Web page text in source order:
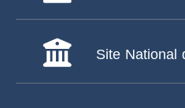
Site National